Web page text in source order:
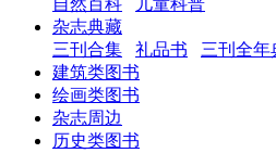
自然百科
儿童科普
杂志典藏
三刊合集
礼品书 三刊全年
建筑类图书
绘画类图书
杂志周边
历史类图书